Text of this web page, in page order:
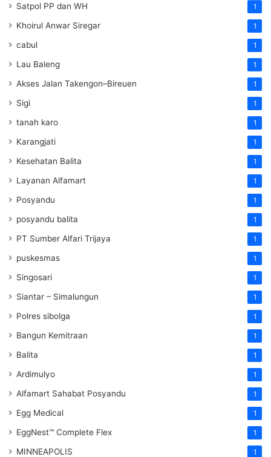
Satpol PP dan WH 1
Khoirul Anwar Siregar 1
cabul 1
Lau Baleng 1
Akses Jalan Takengon–Bireuen 1
Sigi 1
tanah karo 1
Karangjati 1
Kesehatan Balita 1
Layanan Alfamart 1
Posyandu 1
posyandu balita 1
PT Sumber Alfari Trijaya 1
puskesmas 1
Singosari 1
Siantar – Simalungun 1
Polres sibolga 1
Bangun Kemitraan 1
Balita 1
Ardimulyo 1
Alfamart Sahabat Posyandu 1
Egg Medical 1
EggNest™ Complete Flex 1
MINNEAPOLIS 1